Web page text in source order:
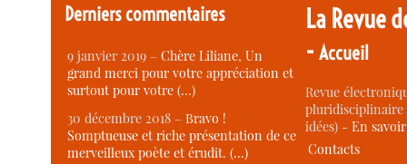
Derniers commentaires
9 janvier 2019 –Chère Liliane, Un
grand merci pour votre appréciation et
surtout pour votre (…)
30 décembre 2018 –Bravo !
Somptueuse et riche présentation de ce
merveilleux poète et érudit. (…)
La Revue
-Accueil
Revue
idées) -En
Contacts